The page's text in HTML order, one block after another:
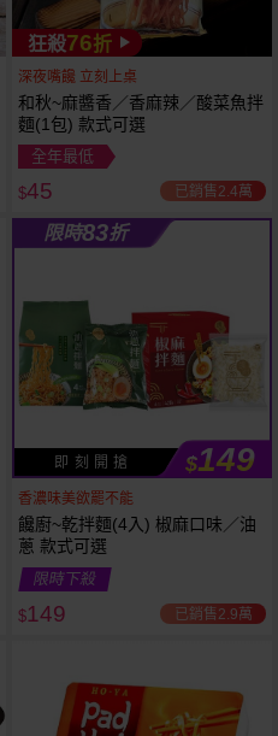
狂殺76折
深夜嘴饞 立刻上桌
和秋~麻醬香／香麻辣／酸菜魚拌
麵(1包) 款式可選
全年最低
$45 已銷售2.4萬
限時83折
即 刻 開 搶 $149
香濃味美欲罷不能
饞廚~乾拌麵(4入) 椒麻口味／油
蔥 款式可選
限時下殺
$149 已銷售2.9萬